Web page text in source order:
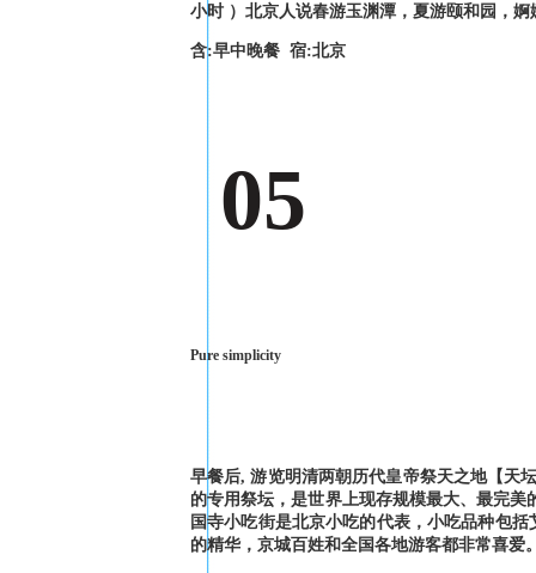
小时 ）北京人说春游玉渊潭，夏游颐和园，
含:早中晚餐 宿:北京
05
Pure simplicity
早餐后, 游览明清两朝历代皇帝祭天之地【天
的专用祭坛，是世界上现存规模最大、最完
国寺小吃街是北京小吃的代表，小吃品种包
的精华，京城百姓和全国各地游客都非常喜爱